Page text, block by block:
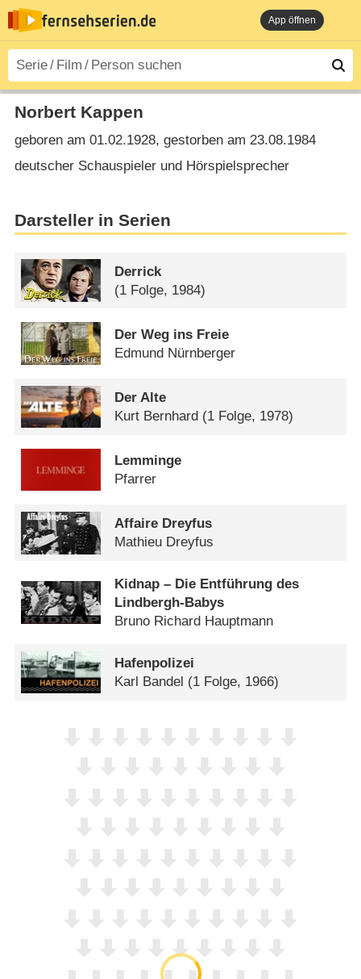
App öffnen
Norbert Kappen
geboren am 01.02.1928, gestorben am 23.08.1984
deutscher Schauspieler und Hörspielsprecher
Darsteller in Serien
Derrick
(1 Folge, 1984)
Der Weg ins Freie
Edmund Nürnberger
Der Alte
Kurt Bernhard (1 Folge, 1978)
Lemminge
Pfarrer
Affaire Dreyfus
Mathieu Dreyfus
Kidnap – Die Entführung des
Lindbergh-Babys
Bruno Richard Hauptmann
Hafenpolizei
Karl Bandel (1 Folge, 1966)